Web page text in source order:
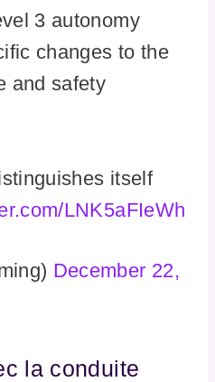
3 autonomy
changes to the
and safety
itself
LNK5aFIeWh
December 22,
la conduite